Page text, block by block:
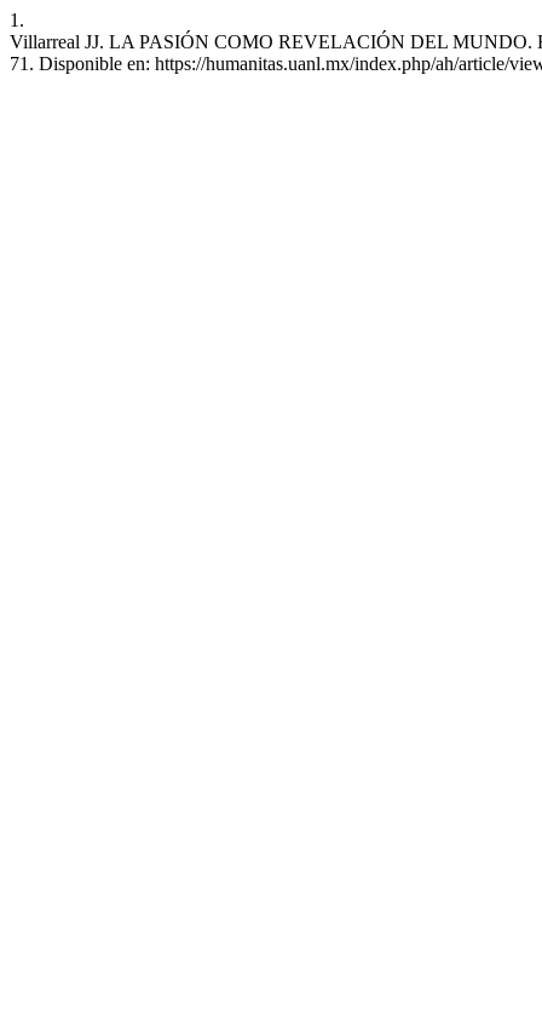
1.
Villarreal JJ. LA PASIÓN COMO REVELACIÓN DEL MUNDO.
71. Disponible en: https://humanitas.uanl.mx/index.php/ah/article/